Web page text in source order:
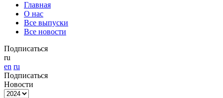
Главная
О нас
Все выпуски
Все новости
Подписаться
ru
en ru
Подписаться
Новости